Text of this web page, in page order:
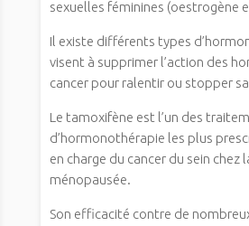
sexuelles féminines (oestrogène
Il existe différents types
visent à supprimer l’action des
cancer pour ralentir ou stopper
Le tamoxifène est l’un des
d’hormonothérapie les plus
en charge du cancer du sein chez
ménopausée.
Son efficacité contre de